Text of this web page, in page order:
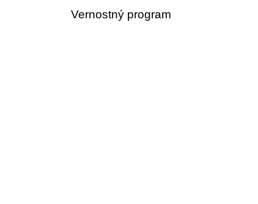
Vernostný program